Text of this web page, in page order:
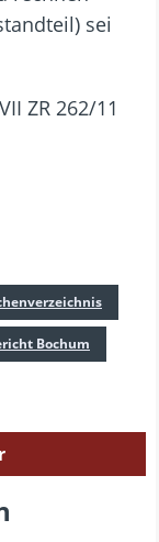
sei
ZR 262/11
Bochum